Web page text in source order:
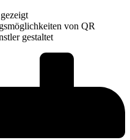
von QR
gestaltet